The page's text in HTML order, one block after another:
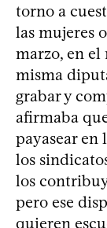
torno a
las mujeres
marzo, en
misma
grabar y
afirmaba
payasear en
los
los
pero ese
quieren